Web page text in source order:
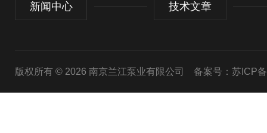
新闻中心 技术文章
版权所有 © 2026 南京兰江泵业有限公司 备案号：苏ICP